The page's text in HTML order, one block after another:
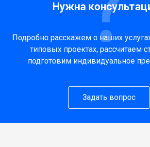
Нужна
Подробно расскажем о наших
типовых проектах, рассчитаем
подготовим индивидуальное
Задать вопрос